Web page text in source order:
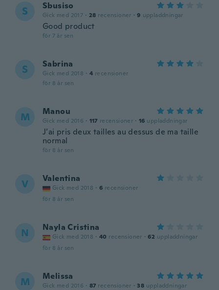
S Sbusiso
Gick med 2017 · 28 recensioner · 9 uppladdningar
Good product
för 7 år sen
S Sabrina
Gick med 2018 · 4 recensioner
för 8 år sen
M Manou
Gick med 2016 · 117 recensioner · 16 uppladdningar
J’ai pris deux tailles au dessus de ma taille
normal
för 8 år sen
V Valentina
Gick med 2018 · 6 recensioner
för 8 år sen
N Nayla Cristina
Gick med 2018 · 40 recensioner · 62 uppladdningar
för 8 år sen
M Melissa
Gick med 2016 · 87 recensioner · 38 uppladdningar